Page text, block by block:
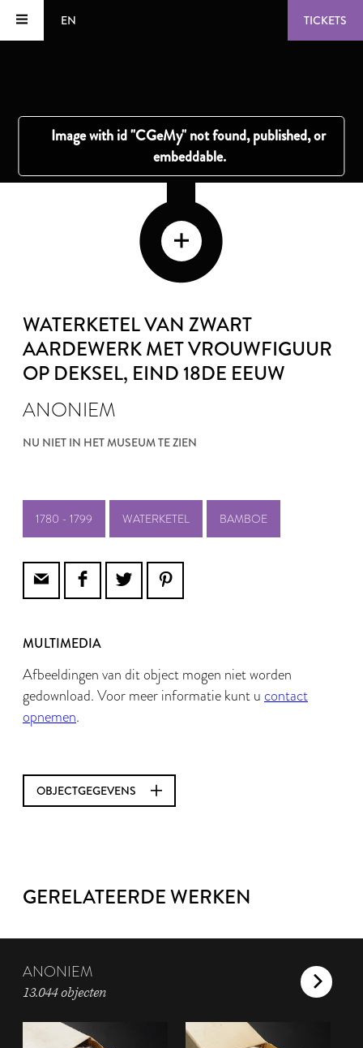
EN TICKETS
WATERKETEL VAN ZWART
AARDEWERK MET VROUWFIGUUR
OP DEKSEL, EIND 18DE EEUW
ANONIEM
NU NIET IN HET MUSEUM TE ZIEN
1780 - 1799 WATERKETEL BAMBOE
MULTIMEDIA
Afbeeldingen van dit object mogen niet worden
gedownload. Voor meer informatie kunt u contact
opnemen.
OBJECTGEGEVENS
GERELATEERDE WERKEN
ANONIEM
13.044 objecten